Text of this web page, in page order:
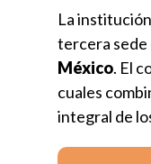
La
tercera sede
México. El
cuales
integral de